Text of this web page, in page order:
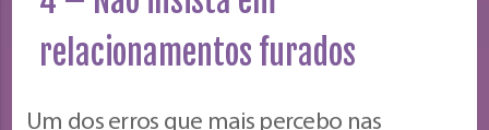
relacionamentos furados
Um dos erros que mais percebo nas